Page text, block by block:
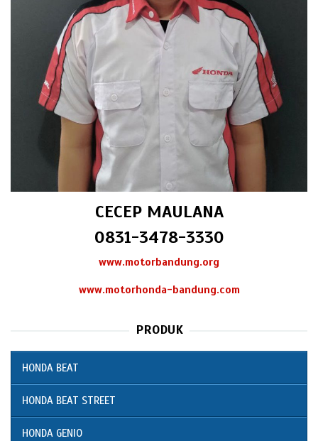
CECEP MAULANA
0831-3478-3330
www.motorbandung.org
www.motorhonda-bandung.com
PRODUK
HONDA BEAT
HONDA BEAT STREET
HONDA GENIO